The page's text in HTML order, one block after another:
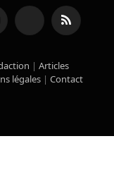
TikTok RSS
| Articles
légales | Contact